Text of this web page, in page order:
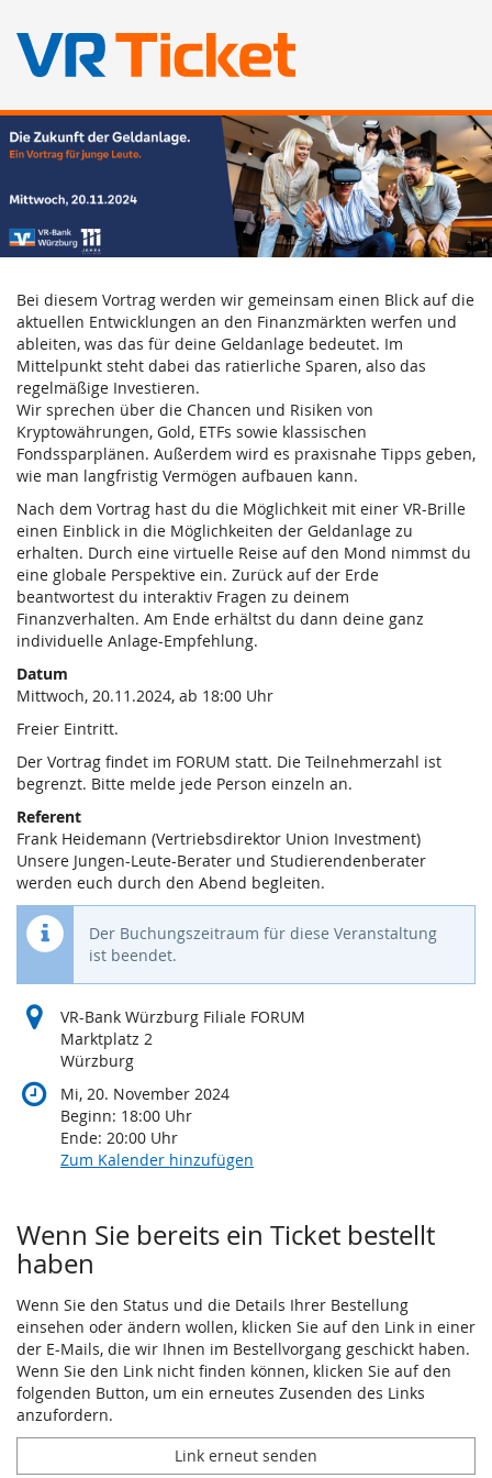
Zum
Haupt-
springen
Die
Zukunft
der
Geldanlage.
Mi,
20.
November
2024
Bei diesem Vortrag werden wir gemeinsam einen Blick auf die
aktuellen Entwicklungen an den Finanzmärkten werfen und
ableiten, was das für deine Geldanlage bedeutet. Im
Mittelpunkt steht dabei das ratierliche Sparen, also das
regelmäßige Investieren.
Wir sprechen über die Chancen und Risiken von
Kryptowährungen, Gold, ETFs sowie klassischen
Fondssparplänen. Außerdem wird es praxisnahe Tipps geben,
wie man langfristig Vermögen aufbauen kann.
Nach dem Vortrag hast du die Möglichkeit mit einer VR-Brille
einen Einblick in die Möglichkeiten der Geldanlage zu
erhalten. Durch eine virtuelle Reise auf den Mond nimmst du
eine globale Perspektive ein. Zurück auf der Erde
beantwortest du interaktiv Fragen zu deinem
Finanzverhalten. Am Ende erhältst du dann deine ganz
individuelle Anlage-Empfehlung.
Datum
Mittwoch, 20.11.2024, ab 18:00 Uhr
Freier Eintritt.
Der Vortrag findet im FORUM statt. Die Teilnehmerzahl ist
begrenzt. Bitte melde jede Person einzeln an.
Referent
Frank Heidemann (Vertriebsdirektor Union Investment)
Unsere Jungen-Leute-Berater und Studierendenberater
werden euch durch den Abend begleiten.
Der Buchungszeitraum für diese Veranstaltung
ist beendet.
VR-Bank Würzburg Filiale FORUM
Marktplatz 2
Würzburg
Mi, 20. November 2024
Beginn: 18:00 Uhr
Ende: 20:00 Uhr
Zum Kalender hinzufügen
Wenn Sie bereits ein Ticket bestellt
haben
Wenn Sie den Status und die Details Ihrer Bestellung
einsehen oder ändern wollen, klicken Sie auf den Link in einer
der E-Mails, die wir Ihnen im Bestellvorgang geschickt haben.
Wenn Sie den Link nicht finden können, klicken Sie auf den
folgenden Button, um ein erneutes Zusenden des Links
anzufordern.
Link erneut senden